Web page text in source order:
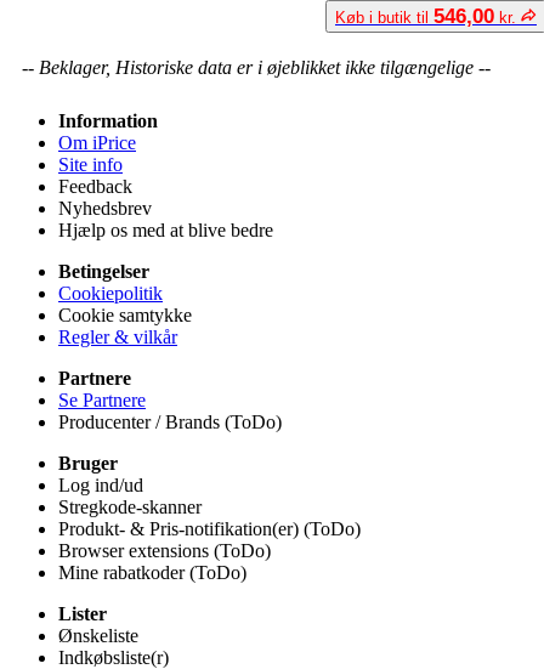
Køb i butik til 546,00 kr.
-- Beklager, Historiske data er i øjeblikket ikke tilgængelige --
Information
Om iPrice
Site info
Feedback
Nyhedsbrev
Hjælp os med at blive bedre
Betingelser
Cookiepolitik
Cookie samtykke
Regler & vilkår
Partnere
Se Partnere
Producenter / Brands (ToDo)
Bruger
Log ind/ud
Stregkode-skanner
Produkt- & Pris-notifikation(er) (ToDo)
Browser extensions (ToDo)
Mine rabatkoder (ToDo)
Lister
Ønskeliste
Indkøbsliste(r)